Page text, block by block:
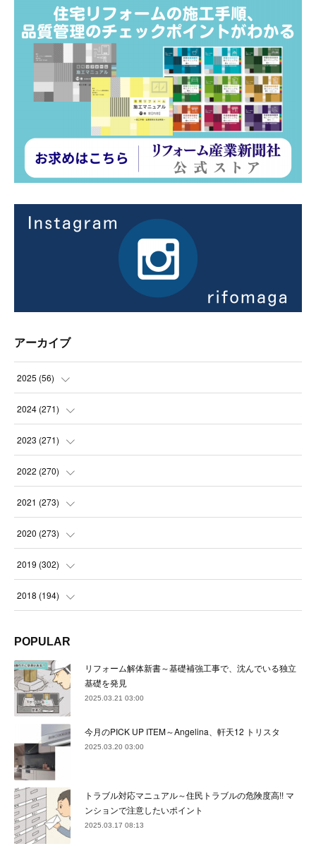
アーカイブ
2025 (56)
(14
(21
(21
2024 (271)
(21
(22
(23
(22
(24)
22)
(22)
(22)
(25
2023 (271)
(22
(23
(23
(21
(23 )
(24
(21
(24)
(21
( 23)
2022 (270)
(23
(23
(22
(23
(22 )
(23
(23
(22)
(24
( 21)
(20)
2021 (273)
(24
(23
(22
(23)
(23
(22)
(23
( 24)
(21)
2020 (273)
(24
(22
(22)
(24
(24)
(23
( 21)
(22)
2019 (302)
(23
(22)
(21)
(27)
(22
33)
(28)
2018 (194)
(17)
(32)
(36)
(30
34)
(8 )
POPULAR
リフォーム解体新書～基礎補強工事で、沈んでいる独立
基礎を発見
2025.03.21 03:00
今月のPICK UP ITEM～Angelina、軒天12 トリスタ
2025.03.20 03:00
トラブル対応マニュアル～住民トラブルの危険度高!! マ
ンションで注意したいポイント
2025.03.17 08:13